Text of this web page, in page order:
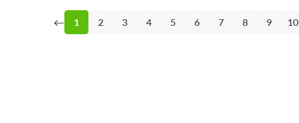
← 1 2 3 4 5 6 7 8 9 10